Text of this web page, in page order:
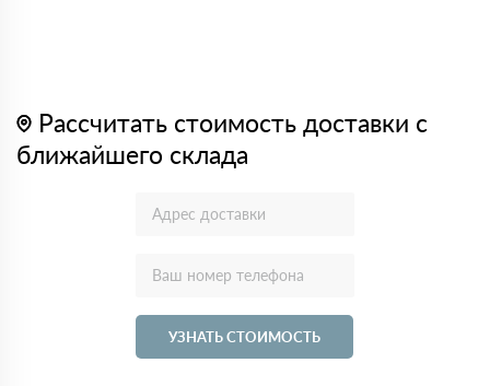
Рассчитать стоимость доставки с
ближайшего склада
УЗНАТЬ СТОИМОСТЬ